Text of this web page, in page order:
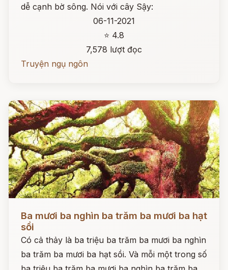
dễ cạnh bờ sông. Nói với cây Sậy:
06-11-2021
⭐ 4.8
7,578 lượt đọc
Truyện ngụ ngôn
Ba mươi ba nghìn ba trăm ba mươi ba hạt
sồi
Có cả thảy là ba triệu ba trăm ba mươi ba nghìn
ba trăm ba mươi ba hạt sồi. Và mỗi một trong số